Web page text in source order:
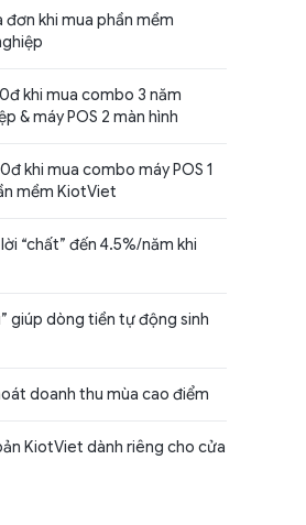
đơn khi mua phần mềm
khi mua combo 3 năm
& máy POS 2 màn hình
khi mua combo máy POS 1
mềm KiotViet
“chất” đến 4.5%/năm khi
giúp dòng tiền tự động sinh
doanh thu mùa cao điểm
KiotViet dành riêng cho cửa